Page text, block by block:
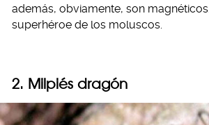
además, obviamente, son
superhéroe de los moluscos.
2. Milpiés dragón